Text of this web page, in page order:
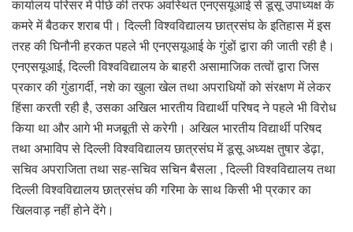
कार्यालय परिसर में पीछे की तरफ अवस्थित एनएसयूआई से डूसू उपाध्यक्ष के
कमरे में बैठकर शराब पी। दिल्ली विश्वविद्यालय छात्रसंघ के इतिहास में इस
तरह की घिनौनी हरकत पहले भी एनएसयूआई के गुंडों द्वारा की जाती रही है।
एनएसयूआई, दिल्ली विश्वविद्यालय के बाहरी असामाजिक तत्वों द्वारा जिस
प्रकार की गुंडागर्दी, नशे का खुला खेल तथा अपराधियों को संरक्षण में लेकर
हिंसा करती रही है, उसका अखिल भारतीय विद्यार्थी परिषद ने पहले भी विरोध
किया था और आगे भी मजबूती से करेगी। अखिल भारतीय विद्यार्थी परिषद
तथा अभाविप से दिल्ली विश्वविद्यालय छात्रसंघ में डूसू अध्यक्ष तुषार डेढ़ा,
सचिव अपराजिता तथा सह-सचिव सचिन बैसला , दिल्ली विश्वविद्यालय तथा
दिल्ली विश्वविद्यालय छात्रसंघ की गरिमा के साथ किसी भी प्रकार का
खिलवाड़ नहीं होने देंगे।